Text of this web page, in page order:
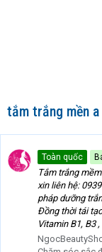
tắm trắng mền
Toàn quốc
Tắm trắng
xin liên hệ:
pháp dưỡng
Đồng thời tái
Vitamin B1, B3